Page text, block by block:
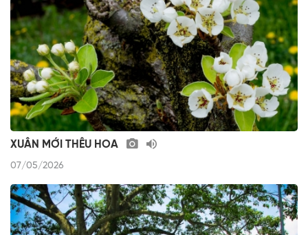
XUÂN MỚI THÊU HOA
07/05/2026